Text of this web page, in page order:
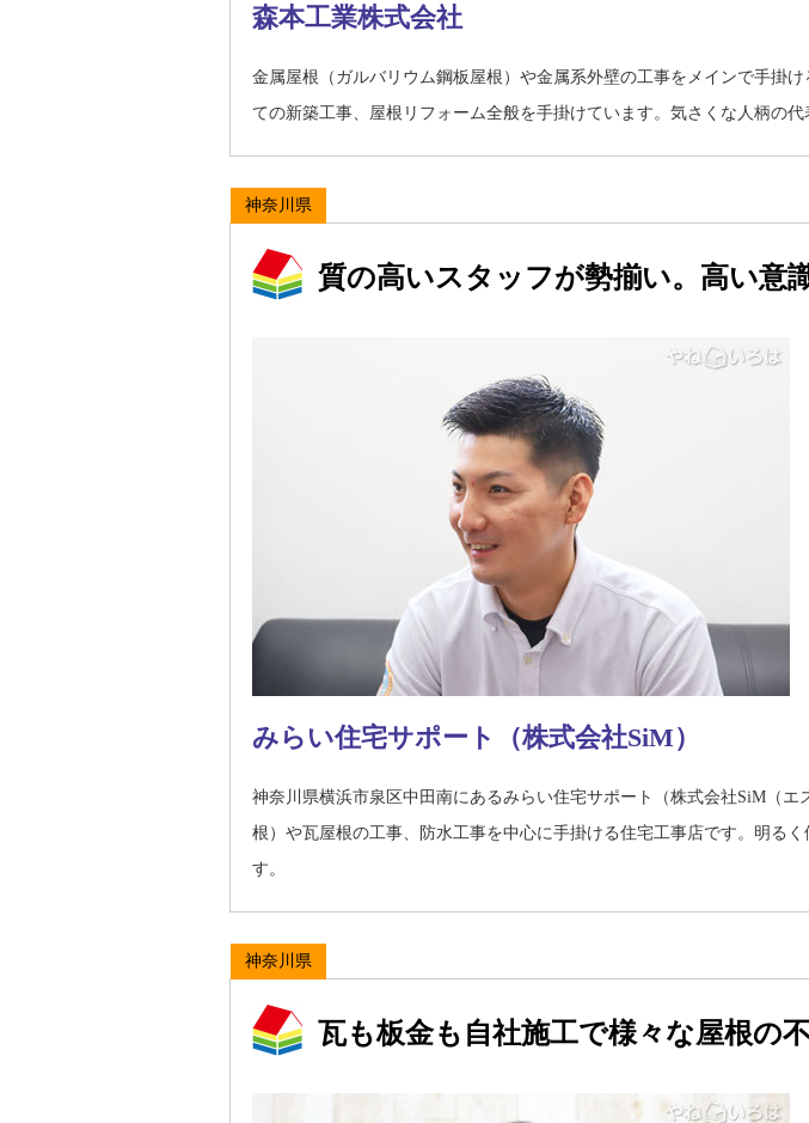
森本工業株式会社
金属屋根（ガルバリウム鋼板屋根）や金属系外壁の工事をメインで手掛
ての新築工事、屋根リフォーム全般を手掛けています。気さくな人柄の
神奈川県
質の高いスタッフが勢揃い。高い意
みらい住宅サポート（株式会社SiM）
神奈川県横浜市泉区中田南にあるみらい住宅サポート（株式会社SiM（
根）や瓦屋根の工事、防水工事を中心に手掛ける住宅工事店です。明る
す。
神奈川県
瓦も板金も自社施工で様々な屋根の